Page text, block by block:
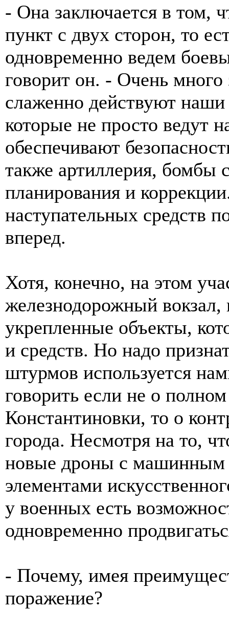
- Она заключается в том,
пункт с двух сторон, то
одновременно ведем
говорит он. - Очень много
слаженно действуют
которые не просто ведут
обеспечивают
также артиллерия, бомбы
планирования и
наступательных средств
вперед.
Хотя, конечно, на этом
железнодорожный вокзал,
укрепленные объекты,
и средств. Но надо
штурмов используется
говорить если не о
Константиновки, то о
города. Несмотря на то,
новые дроны с машинным
элементами
у военных есть
одновременно
- Почему, имея
поражение?